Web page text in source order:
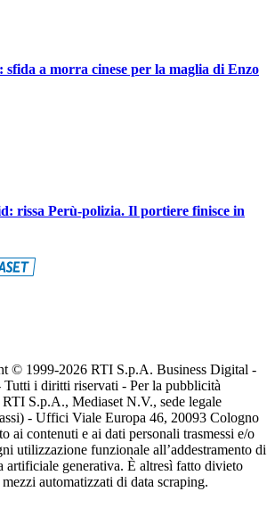
sfida a morra cinese per la maglia di Enzo
rissa Perù-polizia. Il portiere finisce in
© 1999-2026 RTI S.p.A. Business Digital -
Tutti i diritti riservati - Per la pubblicità
S.p.A., Mediaset N.V., sede legale
- Uffici Viale Europa 46, 20093 Cologno
ai contenuti e ai dati personali trasmessi e/o
utilizzazione funzionale all’addestramento di
artificiale generativa. È altresì fatto divieto
automatizzati di data scraping.